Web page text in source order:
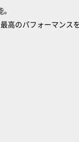
高のパフォーマンス